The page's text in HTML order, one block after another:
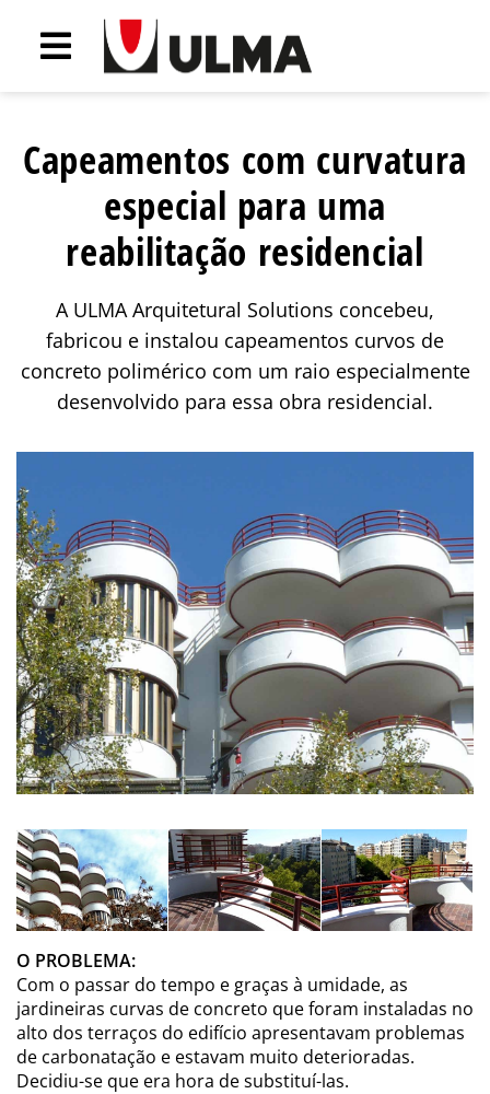
Capeamentos com curvatura
especial para uma
reabilitação residencial
A ULMA Arquitetural Solutions concebeu,
fabricou e instalou capeamentos curvos de
concreto polimérico com um raio especialmente
desenvolvido para essa obra residencial.
O PROBLEMA:
Com o passar do tempo e graças à umidade, as
jardineiras curvas de concreto que foram instaladas no
alto dos terraços do edifício apresentavam problemas
de carbonatação e estavam muito deterioradas.
Decidiu-se que era hora de substituí-las.